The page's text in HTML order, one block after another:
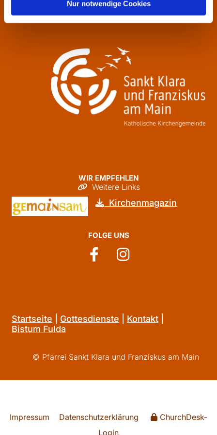
Nur notwendige Cookies
Freitag
09:30 - 12:00
WIR EMPFEHLEN
 Weitere Links
 Kirchenmagazin
FOLGE UNS
Startseite Gottesdienste Kontakt
Bistum Fulda
© Pfarrei Sankt Klara und Franziskus am Main
Impressum Datenschutzerklärung
ChurchDesk-
Login